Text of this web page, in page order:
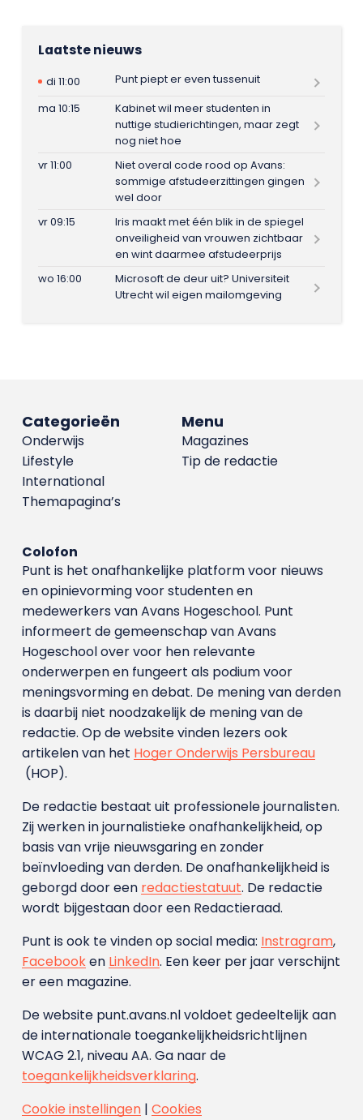
Laatste nieuws
di 11:00
Punt piept er even tussenuit
ma 10:15
Kabinet wil meer studenten in
nuttige studierichtingen, maar zegt
nog niet hoe
vr 11:00
Niet overal code rood op Avans:
sommige afstudeerzittingen gingen
wel door
vr 09:15
Iris maakt met één blik in de spiegel
onveiligheid van vrouwen zichtbaar
en wint daarmee afstudeerprijs
wo 16:00
Microsoft de deur uit? Universiteit
Utrecht wil eigen mailomgeving
Menu
Magazines
Tip de redactie
Categorieën
Onderwijs
Lifestyle
International
Themapagina’s
Colofon
Punt is het onafhankelijke platform voor nieuws
en opinievorming voor studenten en
medewerkers van Avans Hoge­school. Punt
informeert de gemeenschap van Avans
Hogeschool over voor hen relevante
onderwerpen en fungeert als podium voor
meningsvorming en debat. De mening van derden
is daarbij niet noodzakelijk de mening van de
redactie. Op de website vinden lezers ook
artikelen van het Hoger Onderwijs Persbureau
(HOP).
De redactie bestaat uit professionele journalisten.
Zij werken in journalistieke onafhankelijkheid, op
basis van vrije nieuwsgaring en zonder
beïnvloeding van derden. De onafhankelijkheid is
geborgd door een redactiestatuut. De redactie
wordt bijgestaan door een Redactieraad.
Punt is ook te vinden op social media: Instragram,
Facebooken LinkedIn. Een keer per jaar verschijnt
er een magazine.
De website punt.avans.nl voldoet gedeeltelijk aan
de internationale toegankelijkheidsrichtlijnen
WCAG 2.1, niveau AA. Ga naar de
toegankelijkheidsverklaring.
Cookie instellingen| Cookies